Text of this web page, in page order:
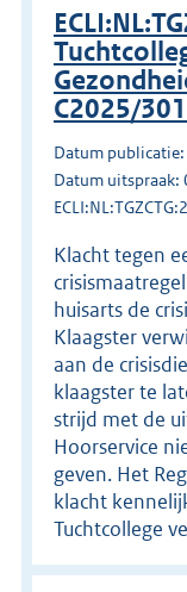
C2025/
Datum
Datum
Klacht tegen
huisarts de
Klaagster
aan de
klaagster te
strijd met de
Hoorservice
geven. Het
klacht
Tuchtcollege